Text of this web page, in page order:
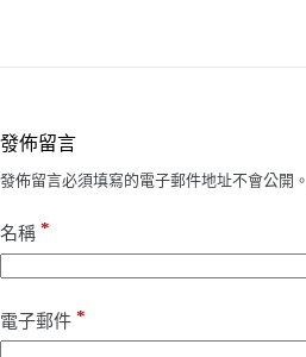
發佈留言
發佈留言必須填寫的電子郵件地址不會公開。
名稱 *
電子郵件 *